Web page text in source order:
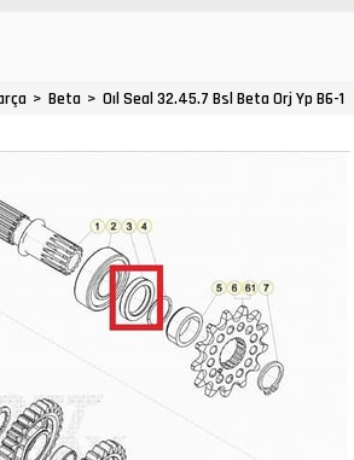
Beta Oıl Seal 32.45.7 Bsl Beta Orj Yp B6-1